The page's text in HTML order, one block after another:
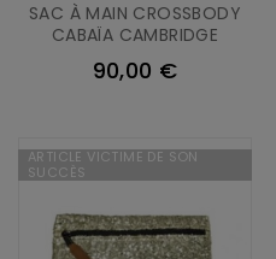
SAC À MAIN CROSSBODY
CABAÏA CAMBRIDGE
90,00 €
ARTICLE VICTIME DE SON
SUCCÈS